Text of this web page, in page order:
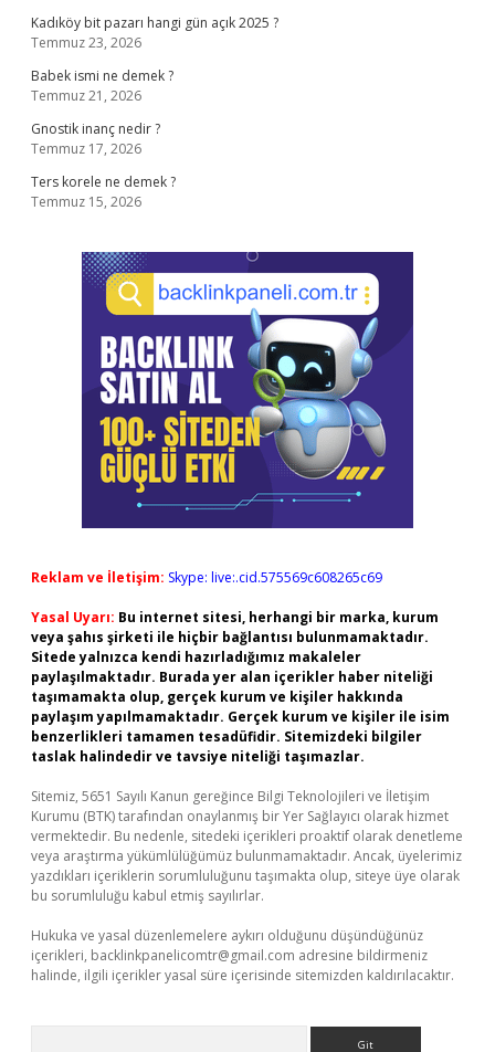
Kadıköy bit pazarı hangi gün açık 2025 ?
Temmuz 23, 2026
Babek ismi ne demek ?
Temmuz 21, 2026
Gnostik inanç nedir ?
Temmuz 17, 2026
Ters korele ne demek ?
Temmuz 15, 2026
Reklam ve İletişim: Skype: live:.cid.575569c608265c69
Yasal Uyarı: Bu internet sitesi, herhangi bir marka, kurum
veya şahıs şirketi ile hiçbir bağlantısı bulunmamaktadır.
Sitede yalnızca kendi hazırladığımız makaleler
paylaşılmaktadır. Burada yer alan içerikler haber niteliği
taşımamakta olup, gerçek kurum ve kişiler hakkında
paylaşım yapılmamaktadır. Gerçek kurum ve kişiler ile isim
benzerlikleri tamamen tesadüfidir. Sitemizdeki bilgiler
taslak halindedir ve tavsiye niteliği taşımazlar.
Sitemiz, 5651 Sayılı Kanun gereğince Bilgi Teknolojileri ve İletişim
Kurumu (BTK) tarafından onaylanmış bir Yer Sağlayıcı olarak hizmet
vermektedir. Bu nedenle, sitedeki içerikleri proaktif olarak denetleme
veya araştırma yükümlülüğümüz bulunmamaktadır. Ancak, üyelerimiz
yazdıkları içeriklerin sorumluluğunu taşımakta olup, siteye üye olarak
bu sorumluluğu kabul etmiş sayılırlar.
Hukuka ve yasal düzenlemelere aykırı olduğunu düşündüğünüz
içerikleri, backlinkpanelicomtr@gmail.com adresine bildirmeniz
halinde, ilgili içerikler yasal süre içerisinde sitemizden kaldırılacaktır.